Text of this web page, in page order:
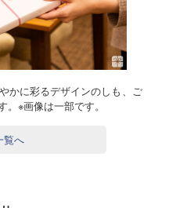
かに彩るデザインのしも、ご
※画像は一部です。
覧へ